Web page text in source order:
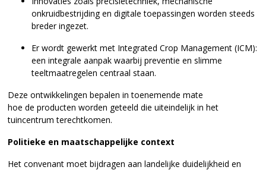
onkruidbestrijding en digitale toepassingen worden steeds
breder ingezet.
Er wordt gewerkt met Integrated Crop Management (ICM):
een integrale aanpak waarbij preventie en slimme
teeltmaatregelen centraal staan.
Deze ontwikkelingen bepalen in toenemende mate
hoe de producten worden geteeld die uiteindelijk in het
tuincentrum terechtkomen.
Politieke en maatschappelijke context
Het convenant moet bijdragen aan landelijke duidelijkheid en